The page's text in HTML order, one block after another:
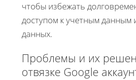
чтобы избежать
доступом к учетным данным
данных.
Проблемы и их
отвязке Google